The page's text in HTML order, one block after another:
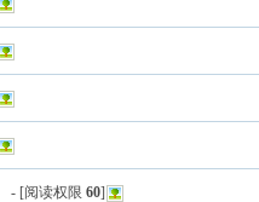
- [阅读权限60]